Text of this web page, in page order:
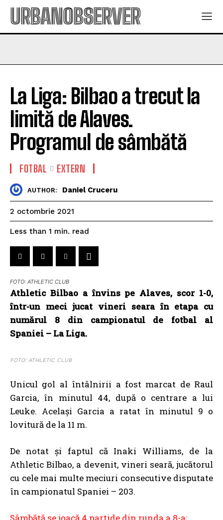
URBANOBSERVER
La Liga: Bilbao a trecut la
limită de Alaves.
Programul de sâmbătă
FOTBAL EXTERN
AUTHOR: Daniel Cruceru
2 octombrie 2021
Less than 1 min. read
FOTO: ATHLETIC CLUB
Athletic Bilbao a învins pe Alaves, scor 1-0,
într-un meci jucat vineri seara în etapa cu
numărul 8 din campionatul de fotbal al
Spaniei – La Liga.
FOTO: ATHLETIC CLUB
Unicul gol al întâlnirii a fost marcat de Raul
Garcia, în minutul 44, după o centrare a lui
Leuke. Același Garcia a ratat în minutul 9 o
lovitură de la 11 m.
De notat și faptul că Inaki Williams, de la
Athletic Bilbao, a devenit, vineri seară, jucătorul
cu cele mai multe meciuri consecutive disputate
în campionatul Spaniei – 203.